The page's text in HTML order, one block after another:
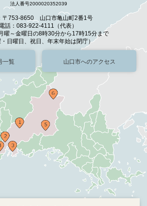
法人番号2000020352039
〒753-8650 山口市亀山町2番1号
電話：083-922-4111（代表）
曜～金曜日の8時30分から17時15分まで
日曜日、祝日、年末年始は閉庁）
一覧 山口市へのアクセス